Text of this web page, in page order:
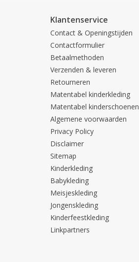
Klantenservice
Contact & Openingstijden
Contactformulier
Betaalmethoden
Verzenden & leveren
Retourneren
Matentabel kinderkleding
Matentabel kinderschoenen
Algemene voorwaarden
Privacy Policy
Disclaimer
Sitemap
Kinderkleding
Babykleding
Meisjeskleding
Jongenskleding
Kinderfeestkleding
Linkpartners